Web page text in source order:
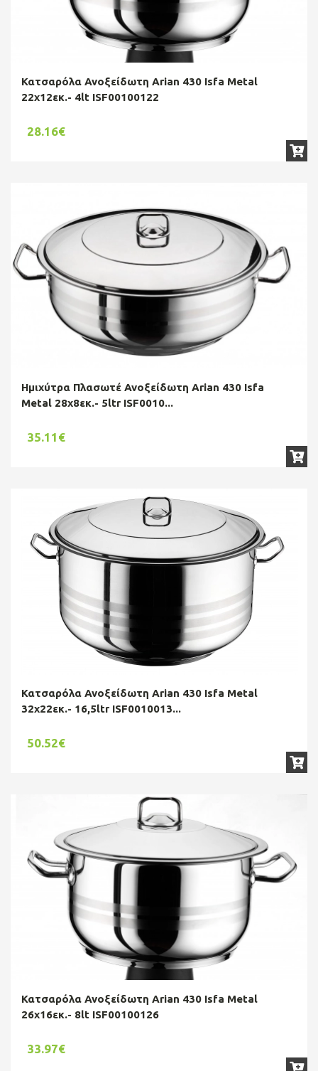
Κατσαρόλα Ανοξείδωτη Arian 430 Isfa Metal
22x12εκ.- 4lt ISF00100122
28.16€
Ημιχύτρα Πλασωτέ Ανοξείδωτη Arian 430 Isfa
Metal 28x8εκ.- 5ltr ISF0010...
35.11€
Κατσαρόλα Ανοξείδωτη Arian 430 Isfa Metal
32x22εκ.- 16,5ltr ISF0010013...
50.52€
Κατσαρόλα Ανοξείδωτη Arian 430 Isfa Metal
26x16εκ.- 8lt ISF00100126
33.97€